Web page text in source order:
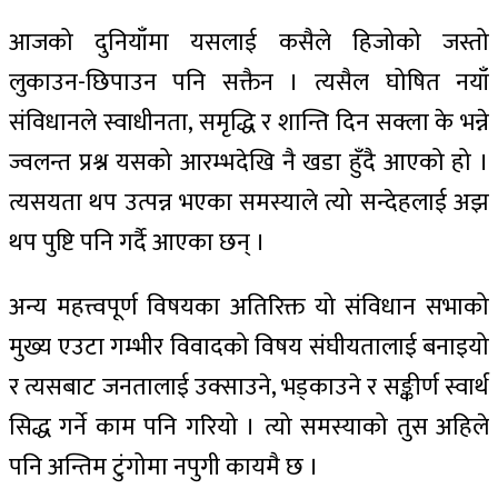
आजको दुनियाँमा यसलाई कसैले हिजोको जस्तो
लुकाउन-छिपाउन पनि सक्तैन । त्यसैल घोषित नयाँ
संविधानले स्वाधीनता, समृद्धि र शान्ति दिन सक्ला के भन्ने
ज्वलन्त प्रश्न यसको आरम्भदेखि नै खडा हुँदै आएको हो ।
त्यसयता थप उत्पन्न भएका समस्याले त्यो सन्देहलाई अझ
थप पुष्टि पनि गर्दै आएका छन् ।
अन्य महत्त्वपूर्ण विषयका अतिरिक्त यो संविधान सभाको
मुख्य एउटा गम्भीर विवादको विषय संघीयतालाई बनाइयो
र त्यसबाट जनतालाई उक्साउने, भड्काउने र सङ्कीर्ण स्वार्थ
सिद्ध गर्ने काम पनि गरियो । त्यो समस्याको तुस अहिले
पनि अन्तिम टुंगोमा नपुगी कायमै छ ।